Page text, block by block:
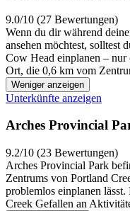
9.0/10 (27 Bewertungen)
Wenn du dir während
ansehen möchtest, solltest
Cow Head einplanen –
Ort, die 0,6 km vom
Weniger anzeigen
Unterkünfte anzeigen
Arches Provincial
9.2/10 (23 Bewertungen)
Arches Provincial Park
Zentrums von Portland
problemlos einplanen
Creek Gefallen an